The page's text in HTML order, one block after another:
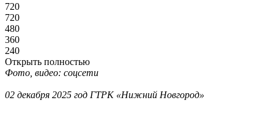
720
720
480
360
240
Открыть полностью
Фото, видео: соцсети
02 декабря 2025 год ГТРК «Нижний Новгород»